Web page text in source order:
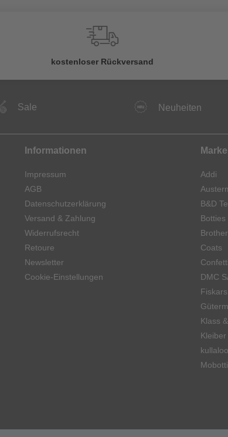
kostenloser Rückversand
Sale Neuheiten
Informationen
Impressum
AGB
Datenschutzerklärung
Versand & Zahlung
Widerrufsrecht
Retoure
Newsletter
Cookie-Einstellungen
Addi
B&D
Botties
Brother
Coats
DMC
Fiskars
Klass
Kleiber
kullaloo